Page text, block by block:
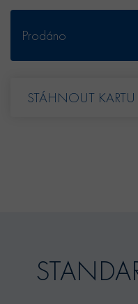
Prodáno
STÁHNOUT KARTU